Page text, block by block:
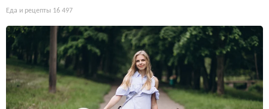
Еда и рецепты 16 497